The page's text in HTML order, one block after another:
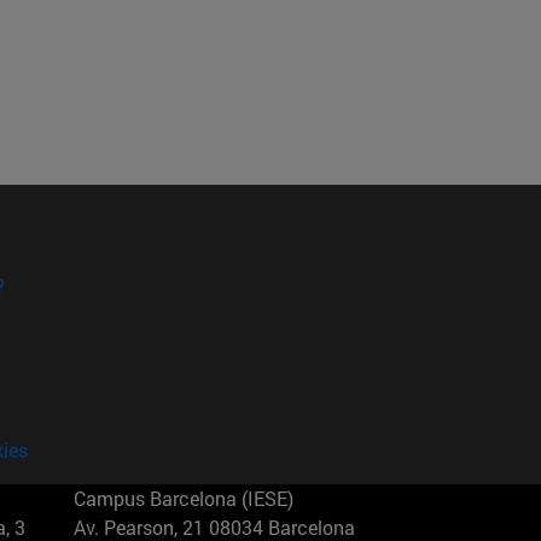
3
Campus Barcelona (IESE)
Av. Pearson, 21 08034 Barcelona